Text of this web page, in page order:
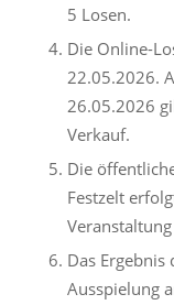
5 Losen.
Die Online-
22.05.2026.
26.05.2026
Verkauf.
Die
Festzelt
Das
Ausspielung